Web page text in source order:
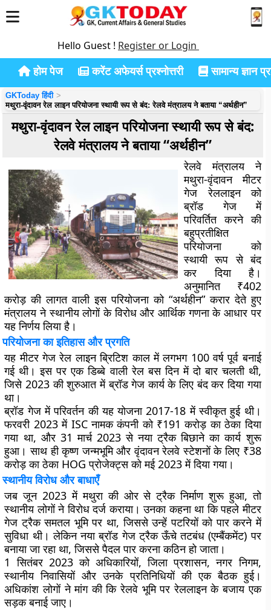
Hello Guest ! Register or Login
होम पेज करेंट अफेयर्स प्रश्नोत्तरी सामान्य ज्ञान
GKToday हिंदी
मथुरा-वृंदावन रेल लाइन परियोजना स्थायी रूप से बंद: रेलवे मंत्रालय ने बताया “अर्थहीन”
मथुरा-वृंदावन रेल लाइन परियोजना स्थायी रूप से बंद:
रेलवे मंत्रालय ने बताया “अर्थहीन”
रेलवे मंत्रालय ने
मथुरा-वृंदावन मीटर
गेज रेललाइन को
ब्रॉड गेज में
परिवर्तित करने की
बहुप्रतीक्षित
परियोजना को
स्थायी रूप से बंद
कर दिया है।
अनुमानित ₹402
करोड़ की लागत वाली इस परियोजना को “अर्थहीन” करार देते हुए
मंत्रालय ने स्थानीय लोगों के विरोध और आर्थिक गणना के आधार पर
यह निर्णय लिया है।
परियोजना का इतिहास और प्रगति
यह मीटर गेज रेल लाइन ब्रिटिश काल में लगभग 100 वर्ष पूर्व बनाई
गई थी। इस पर एक डिब्बे वाली रेल बस दिन में दो बार चलती थी,
जिसे 2023 की शुरुआत में ब्रॉड गेज कार्य के लिए बंद कर दिया गया
था।
ब्रॉड गेज में परिवर्तन की यह योजना 2017-18 में स्वीकृत हुई थी।
फरवरी 2023 में ISC नामक कंपनी को ₹191 करोड़ का ठेका दिया
गया था, और 31 मार्च 2023 से नया ट्रैक बिछाने का कार्य शुरू
हुआ। साथ ही कृष्ण जन्मभूमि और वृंदावन रेलवे स्टेशनों के लिए ₹38
करोड़ का ठेका HOG प्रोजेक्ट्स को मई 2023 में दिया गया।
स्थानीय विरोध और बाधाएँ
जब जून 2023 में मथुरा की ओर से ट्रैक निर्माण शुरू हुआ, तो
स्थानीय लोगों ने विरोध दर्ज कराया। उनका कहना था कि पहले मीटर
गेज ट्रैक समतल भूमि पर था, जिससे उन्हें पटरियों को पार करने में
सुविधा थी। लेकिन नया ब्रॉड गेज ट्रैक ऊँचे तटबंध (एम्बैंकमेंट) पर
बनाया जा रहा था, जिससे पैदल पार करना कठिन हो जाता।
1 सितंबर 2023 को अधिकारियों, जिला प्रशासन, नगर निगम,
स्थानीय निवासियों और उनके प्रतिनिधियों की एक बैठक हुई।
अधिकांश लोगों ने मांग की कि रेलवे भूमि पर रेललाइन के बजाय एक
सड़क बनाई जाए।